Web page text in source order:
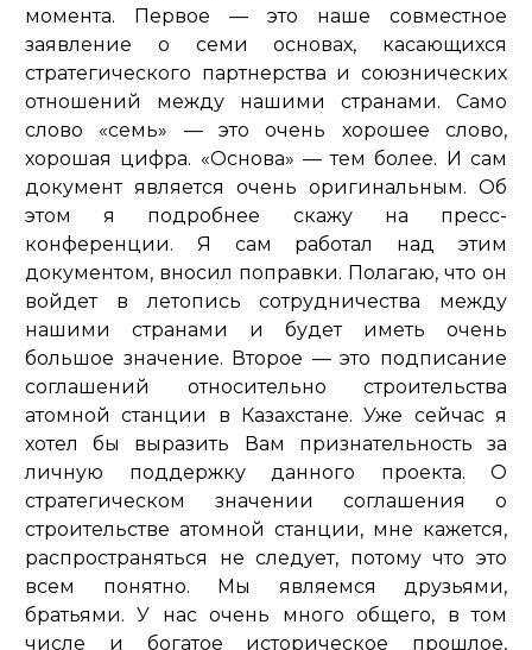
момента. Первое — это наше совместное
заявление о семи основах, касающихся
стратегического партнерства и союзнических
отношений между нашими странами. Само
слово «семь» — это очень хорошее слово,
хорошая цифра. «Основа» — тем более. И сам
документ является очень оригинальным. Об
этом я подробнее скажу на пресс-
конференции. Я сам работал над этим
документом, вносил поправки. Полагаю, что он
войдет в летопись сотрудничества между
нашими странами и будет иметь очень
большое значение. Второе — это подписание
соглашений относительно строительства
атомной станции в Казахстане. Уже сейчас я
хотел бы выразить Вам признательность за
личную поддержку данного проекта. О
стратегическом значении соглашения о
строительстве атомной станции, мне кажется,
распространяться не следует, потому что это
всем понятно. Мы являемся друзьями,
братьями. У нас очень много общего, в том
числе и богатое историческое прошлое,